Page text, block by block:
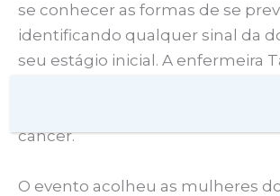
se conhecer as formas de se
identificando qualquer sinal da
seu estágio inicial. A enfermeira
câncer.
O evento acolheu as mulheres